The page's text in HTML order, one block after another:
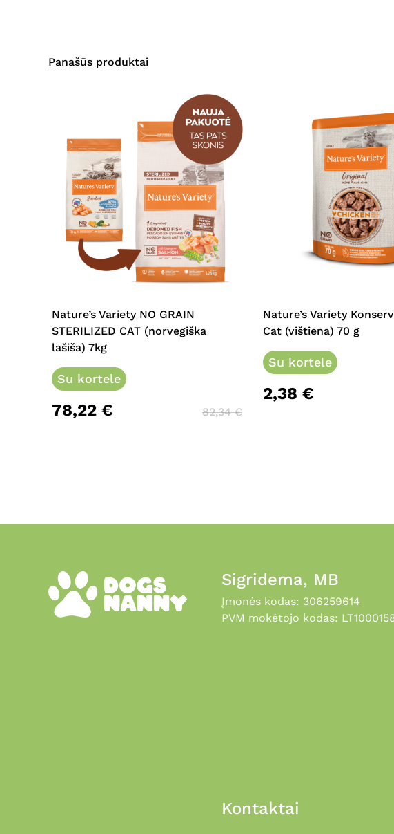
Panašūs produktai
Nature’s Variety NO GRAIN
STERILIZED CAT (norvegiška
lašiša) 7kg
Su kortele
78,22 € 82,34€
Nature’s Variety
Cat (vištiena) 70 g
Su kortele
2,38 €
Sigridema, MB
Įmonės kodas: 306259614
PVM mokėtojo kodas:
Kontaktai